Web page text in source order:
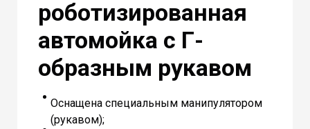
роботизированная
автомойка с Г-
образным рукавом
Оснащена специальным манипулятором
(рукавом);